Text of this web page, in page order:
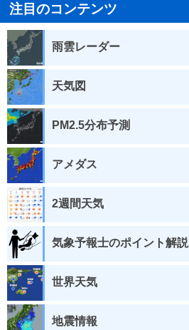
注目のコンテンツ
雨雲レーダー
天気図
PM2.5分布予測
アメダス
2週間天気
気象予報士のポイント解説
世界天気
地震情報